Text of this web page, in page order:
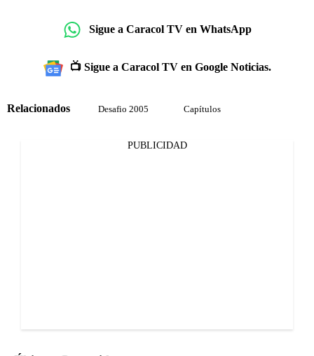
Sigue a Caracol TV en WhatsApp
📺 Sigue a Caracol TV en Google Noticias.
Relacionados Desafio 2005 Capítulos
PUBLICIDAD